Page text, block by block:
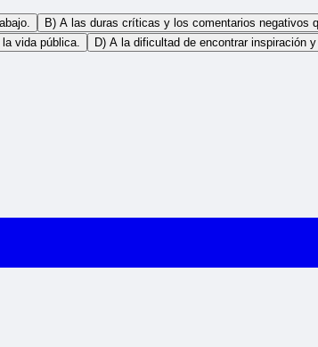
B) A las duras críticas y los comentarios negativos
vida pública.
D) A la dificultad de encontrar inspiración